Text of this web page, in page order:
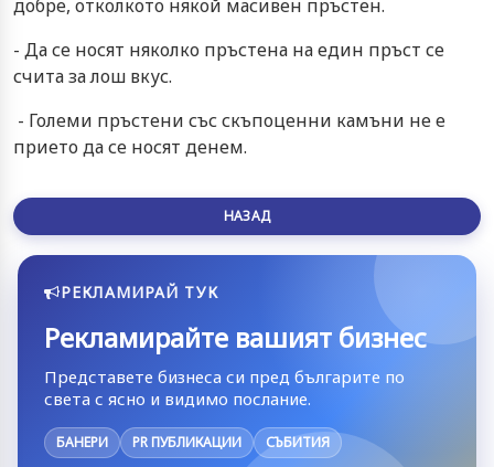
добре, отколкото някой масивен пръстен.
- Да се носят няколко пръстена на един пръст се
счита за лош вкус.
- Големи пръстени със скъпоценни камъни не е
прието да се носят денем.
НАЗАД
РЕКЛАМИРАЙ ТУК
Рекламирайте вашият бизнес
Представете бизнеса си пред българите по
света с ясно и видимо послание.
БАНЕРИ PR ПУБЛИКАЦИИ СЪБИТИЯ